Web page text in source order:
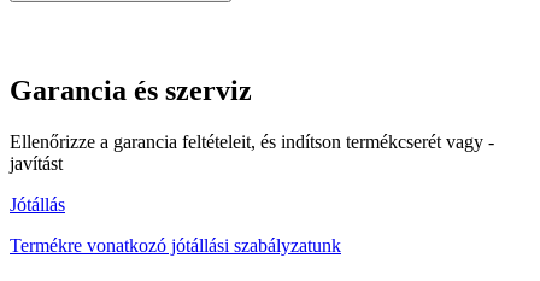
Garancia és szerviz
Ellenőrizze a garancia feltételeit, és indítson termékcserét vagy -
javítást
Jótállás
Termékre vonatkozó jótállási szabályzatunk